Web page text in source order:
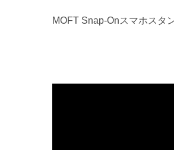
MOFT Snap-Onスマホスタ